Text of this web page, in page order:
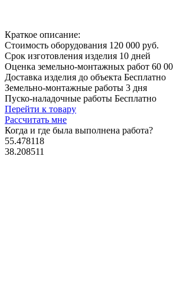
Краткое описание:
Стоимость оборудования 120 000 руб.
Срок изготовления изделия 10 дней
Оценка земельно-монтажных работ 60
Доставка изделия до объекта Бесплатно
Земельно-монтажные работы 3 дня
Пуско-наладочные работы Бесплатно
Перейти к товару
Рассчитать мне
Когда и где была выполнена работа?
55.478118
38.208511